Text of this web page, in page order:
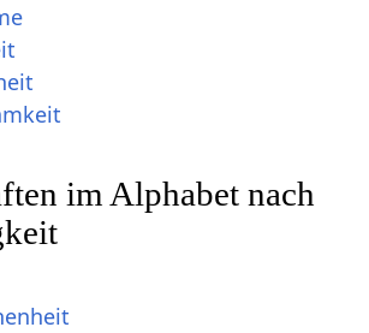
im Alphabet nach